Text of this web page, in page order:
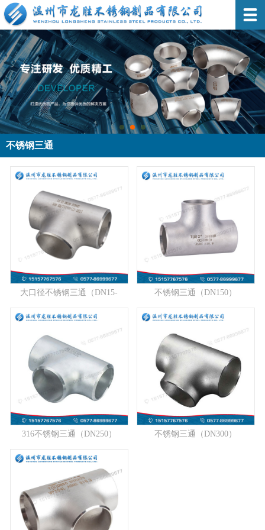
不锈钢三通
大口径不锈钢三通（DN15-
不锈钢三通（DN150）
316不锈钢三通（DN250） 不锈钢三通（DN300）